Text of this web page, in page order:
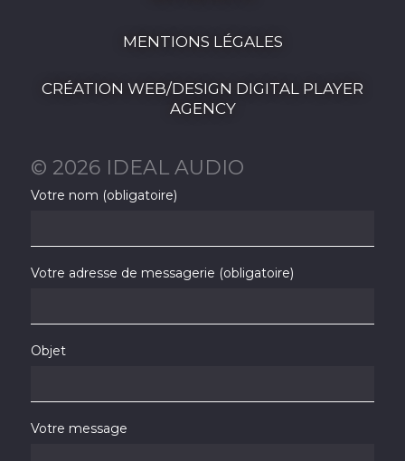
MENTIONS LÉGALES
CRÉATION WEB/DESIGN DIGITAL PLAYER
AGENCY
© 2026 IDEAL AUDIO
Votre nom (obligatoire)
Votre adresse de messagerie (obligatoire)
Objet
Votre message